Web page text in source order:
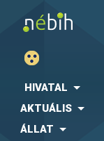
HIVATAL
AKTUÁLIS
ÁLLAT